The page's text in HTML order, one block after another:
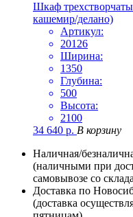
Шкаф
кашемир/делано)
Артикул:
20126
Ширина:
1350
Глубина:
500
Высота:
2100
34 640 р. В корзину
Наличная/
(наличными при
самовывозе со
Доставка по
(доставка